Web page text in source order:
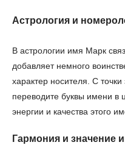
Астрология и
В астрологии имя Марк
добавляет немного
характер носителя. С
переводите буквы имени в
энергии и качества этого
Гармония и значение